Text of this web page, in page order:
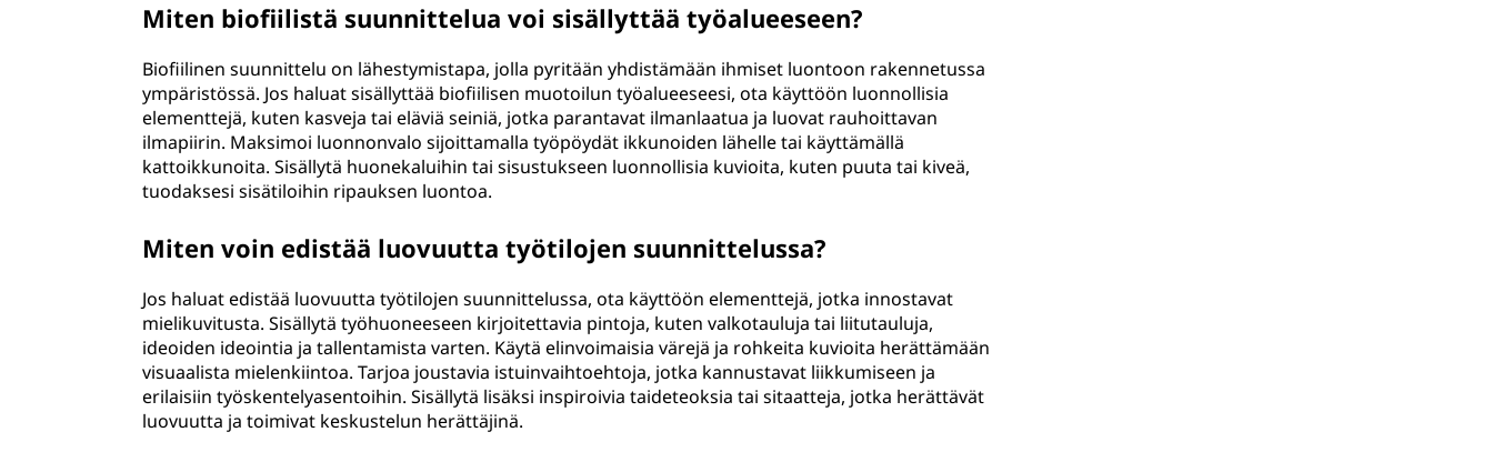
Miten biofiilistä suunnittelua voi sisällyttää työalueeseen?
Biofiilinen suunnittelu on lähestymistapa, jolla pyritään yhdistämään ihmiset luontoon rakennetussa
ympäristössä. Jos haluat sisällyttää biofiilisen muotoilun työalueeseesi, ota käyttöön luonnollisia
elementtejä, kuten kasveja tai eläviä seiniä, jotka parantavat ilmanlaatua ja luovat rauhoittavan
ilmapiirin. Maksimoi luonnonvalo sijoittamalla työpöydät ikkunoiden lähelle tai käyttämällä
kattoikkunoita. Sisällytä huonekaluihin tai sisustukseen luonnollisia kuvioita, kuten puuta tai kiveä,
tuodaksesi sisätiloihin ripauksen luontoa.
Miten voin edistää luovuutta työtilojen suunnittelussa?
Jos haluat edistää luovuutta työtilojen suunnittelussa, ota käyttöön elementtejä, jotka innostavat
mielikuvitusta. Sisällytä työhuoneeseen kirjoitettavia pintoja, kuten valkotauluja tai liitutauluja,
ideoiden ideointia ja tallentamista varten. Käytä elinvoimaisia värejä ja rohkeita kuvioita herättämään
visuaalista mielenkiintoa. Tarjoa joustavia istuinvaihtoehtoja, jotka kannustavat liikkumiseen ja
erilaisiin työskentelyasentoihin. Sisällytä lisäksi inspiroivia taideteoksia tai sitaatteja, jotka herättävät
luovuutta ja toimivat keskustelun herättäjinä.